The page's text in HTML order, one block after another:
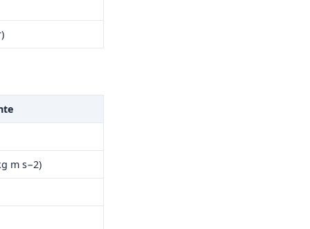
m s−2)